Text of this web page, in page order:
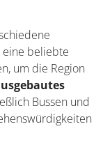
von
erlebt man die
und hat
gibt es unter
Wege von